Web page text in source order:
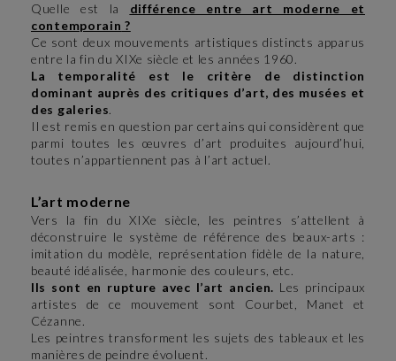
Quelle est la différence entre art moderne et
contemporain ?
Ce sont deux mouvements artistiques distincts apparus
entre la fin du XIXe siècle et les années 1960.
La temporalité est le critère de distinction
dominant auprès des critiques d’art, des musées et
des galeries.
Il est remis en question par certains qui considèrent que
parmi toutes les œuvres d’art produites aujourd’hui,
toutes n’appartiennent pas à l’art actuel.
L’art moderne
Vers la fin du XIXe siècle, les peintres s’attellent à
déconstruire le système de référence des beaux-arts :
imitation du modèle, représentation fidèle de la nature,
beauté idéalisée, harmonie des couleurs, etc.
Ils sont en rupture avec l’art ancien. Les principaux
artistes de ce mouvement sont Courbet, Manet et
Cézanne.
Les peintres transforment les sujets des tableaux et les
manières de peindre évoluent.